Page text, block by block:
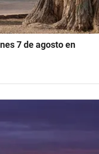
7 de agosto en